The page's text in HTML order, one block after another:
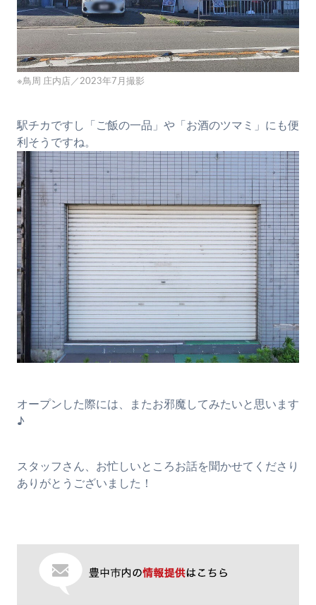
※鳥周 庄内店／2023年7月撮影
駅チカですし「ご飯の一品」や「お酒のツマミ」にも便
利そうですね。
オープンした際には、またお邪魔してみたいと思います
♪
スタッフさん、お忙しいところお話を聞かせてくださり
ありがとうございました！